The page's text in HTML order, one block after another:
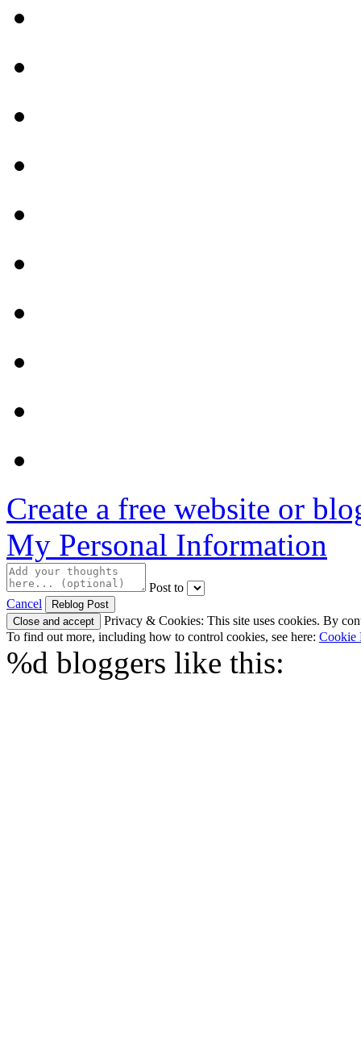
Create a free website or
My Personal Information
Post to
Cancel
Privacy & Cookies: This site uses cookies. By
To find out more, including how to control cookies, see here: Cookie
%d bloggers like this: